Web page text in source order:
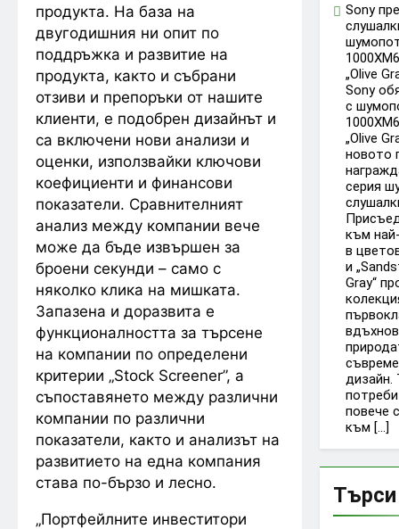
продукта. На база на
двугодишния ни опит по
поддръжка и развитие на
продукта, както и събрани
отзиви и препоръки от нашите
клиенти, е подобрен дизайнът и
са включени нови анализи и
оценки, използвайки ключови
коефициенти и финансови
показатели. Сравнителният
анализ между компании вече
може да бъде извършен за
броени секунди – само с
няколко клика на мишката.
Запазена и доразвита е
функционалността за търсене
на компании по определени
критерии „Stock Screener”, а
съпоставянето между различни
компании по различни
показатели, както и анализът на
развитието на една компания
става по-бързо и лесно.
„Портфейлните инвеститори
Sony
„Olive
Sony
с
„Olive
новото
серия
към
в
и
Gray“
дизайн.
повече
към […]
Търси